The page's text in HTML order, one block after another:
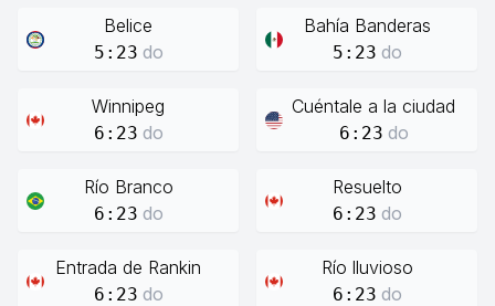
Belice
5:23 do
Bahía Banderas
5:23 do
Winnipeg
6:23 do
Cuéntale a la ciudad
6:23 do
Río Branco
6:23 do
Resuelto
6:23 do
Entrada de Rankin
6:23 do
Río lluvioso
6:23 do